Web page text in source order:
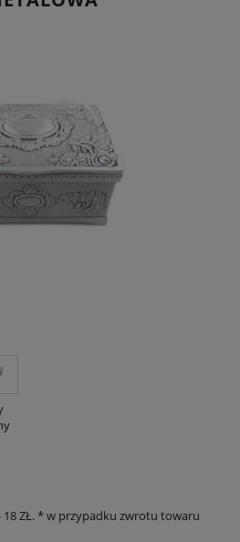
- 18 ZŁ. * w przypadku zwrotu towaru